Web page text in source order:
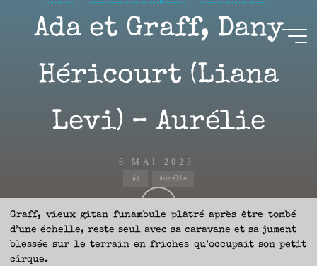
contenu
Aire(s)
Libre(s)
LES
YEUX
SUR
L’ACTUALITÉ
LITTÉRAIRE
SANS
COURIR
EN
Ada et Graff, Dany
Héricourt (Liana
Levi) – Aurélie
8 MAI 2023
AccueilAurélie
Graff, vieux gitan funambule plâtré après être tombé
d’une échelle, reste seul avec sa caravane et sa jument
blessée sur le terrain en friches qu’occupait son petit
cirque.